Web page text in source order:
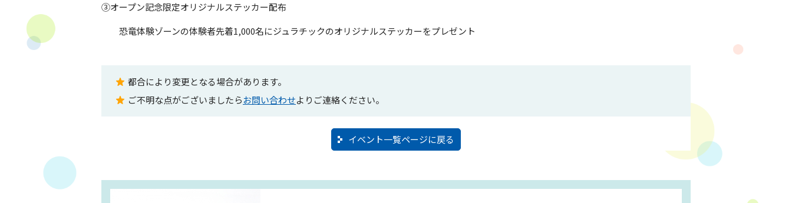
③オープン記念限定オリジナルステッカー配布
恐竜体験ゾーンの体験者先着1,000名にジュラチックのオリジナルステッカーをプレゼント
都合により変更となる場合があります。
ご不明な点がございましたらお問い合わせよりご連絡ください。
イベント一覧ページに戻る